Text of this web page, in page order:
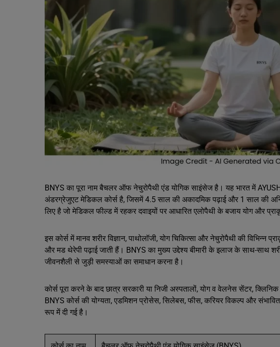
BNYS का पूरा नाम बैचलर ऑफ नेचुरोपैथी एंड योगिक साइंसेज है। यह भारत में
अंडरग्रेजुएट मेडिकल कोर्स है, जिसमें 4.5 साल की अकादमिक पढ़ाई और 1 साल की
लिए है जो मेडिकल फील्ड में रहकर दवाइयों पर आधारित एलोपैथी के बजाय योग और
इस कोर्स में मानव शरीर विज्ञान, पाथोलॉजी, योग चिकित्सा और नेचुरोपैथी की विभिन्न
और मड थेरेपी पढ़ाई जाती हैं। BNYS का मुख्य उद्देश्य बीमारी के इलाज के साथ-साथ
जीवनशैली से जुड़ी समस्याओं का समाधान करना है।
कोर्स पूरा करने के बाद छात्र सरकारी या निजी अस्पतालों, योग व वेलनेस सेंटर,
BNYS कोर्स की योग्यता, एडमिशन प्रोसेस, सिलेबस, फीस, करियर विकल्प और
रूप में दी गई है।